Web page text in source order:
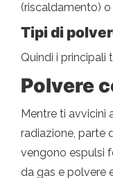
(riscaldamento)
Tipi di
Quindi i principali
Polvere
Mentre ti avvicini
radiazione, parte
vengono espulsi
da gas e polvere